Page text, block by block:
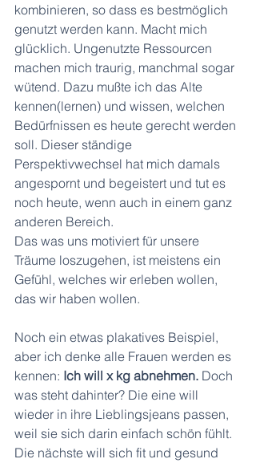
kombinieren, so dass es bestmöglich
genutzt werden kann. Macht mich
glücklich. Ungenutzte Ressourcen
machen mich traurig, manchmal sogar
wütend. Dazu mußte ich das Alte
kennen(lernen) und wissen, welchen
Bedürfnissen es heute gerecht werden
soll. Dieser ständige
Perspektivwechsel hat mich damals
angespornt und begeistert und tut es
noch heute, wenn auch in einem ganz
anderen Bereich.
Das was uns motiviert für unsere
Träume loszugehen, ist meistens ein
Gefühl, welches wir erleben wollen,
das wir haben wollen.
Noch ein etwas plakatives Beispiel,
aber ich denke alle Frauen werden es
kennen: Ich will x kg abnehmen. Doch
was steht dahinter? Die eine will
wieder in ihre Lieblingsjeans passen,
weil sie sich darin einfach schön fühlt.
Die nächste will sich fit und gesund